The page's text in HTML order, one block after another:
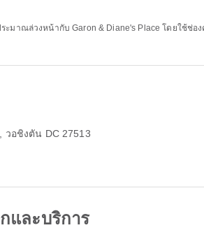
ะมาณล่วงหน้ากับ Garon & Diane's Place โดยใช้
วอชิงตัน DC 27513
และบริการ